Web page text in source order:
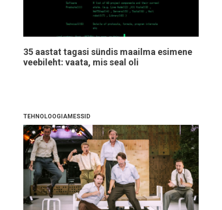
35 aastat tagasi sündis maailma esimene
veebileht: vaata, mis seal oli
TEHNOLOOGIAMESSID